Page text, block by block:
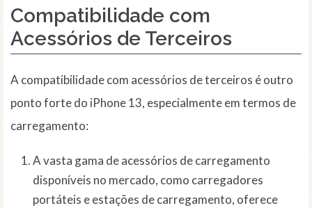
Compatibilidade com
Acessórios de Terceiros
A compatibilidade com acessórios de terceiros é outro
ponto forte do iPhone 13, especialmente em termos de
carregamento:
A vasta gama de acessórios de carregamento
disponíveis no mercado, como carregadores
portáteis e estações de carregamento, oferece